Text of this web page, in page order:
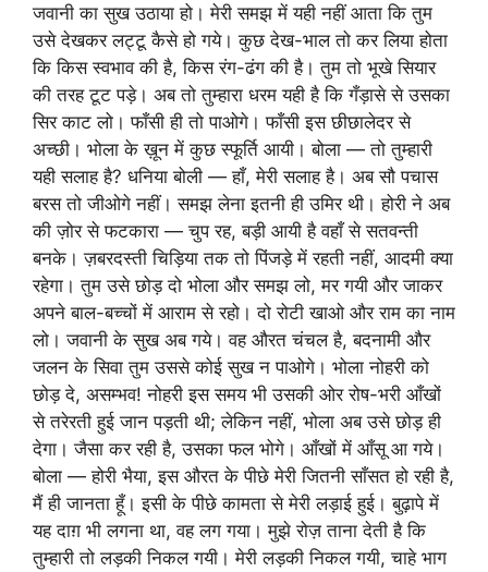
जवानी का सुख उठाया हो। मेरी समझ में यही नहीं आता कि तुम
उसे देखकर लट्टू कैसे हो गये। कुछ देख-भाल तो कर लिया होता
कि किस स्वभाव की है, किस रंग-ढंग की है। तुम तो भूखे सियार
की तरह टूट पड़े। अब तो तुम्हारा धरम यही है कि गँड़ासे से उसका
सिर काट लो। फाँसी ही तो पाओगे। फाँसी इस छीछालेदर से
अच्छी। भोला के ख़ून में कुछ स्फूर्ति आयी। बोला — तो तुम्हारी
यही सलाह है? धनिया बोली — हाँ, मेरी सलाह है। अब सौ पचास
बरस तो जीओगे नहीं। समझ लेना इतनी ही उमिर थी। होरी ने अब
की ज़ोर से फटकारा — चुप रह, बड़ी आयी है वहाँ से सतवन्ती
बनके। ज़बरदस्ती चिड़िया तक तो पिंजड़े में रहती नहीं, आदमी क्या
रहेगा। तुम उसे छोड़ दो भोला और समझ लो, मर गयी और जाकर
अपने बाल-बच्चों में आराम से रहो। दो रोटी खाओ और राम का नाम
लो। जवानी के सुख अब गये। वह औरत चंचल है, बदनामी और
जलन के सिवा तुम उससे कोई सुख न पाओगे। भोला नोहरी को
छोड़ दे, असम्भव! नोहरी इस समय भी उसकी ओर रोष-भरी आँखों
से तरेरती हुई जान पड़ती थी; लेकिन नहीं, भोला अब उसे छोड़ ही
देगा। जैसा कर रही है, उसका फल भोगे। आँखों में आँसू आ गये।
बोला — होरी भैया, इस औरत के पीछे मेरी जितनी साँसत हो रही है,
मैं ही जानता हूँ। इसी के पीछे कामता से मेरी लड़ाई हुई। बुढ़ापे में
यह दाग़ भी लगना था, वह लग गया। मुझे रोज़ ताना देती है कि
तुम्हारी तो लड़की निकल गयी। मेरी लड़की निकल गयी, चाहे भाग